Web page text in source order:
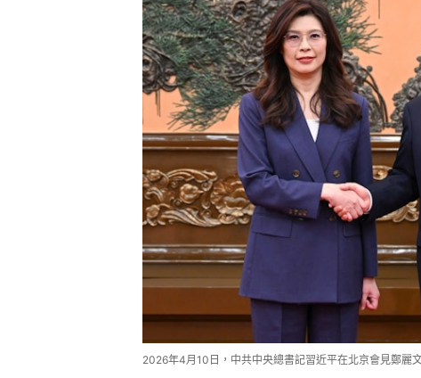
2026年4月10日，中共中央總書記習近平在北京會見鄭麗